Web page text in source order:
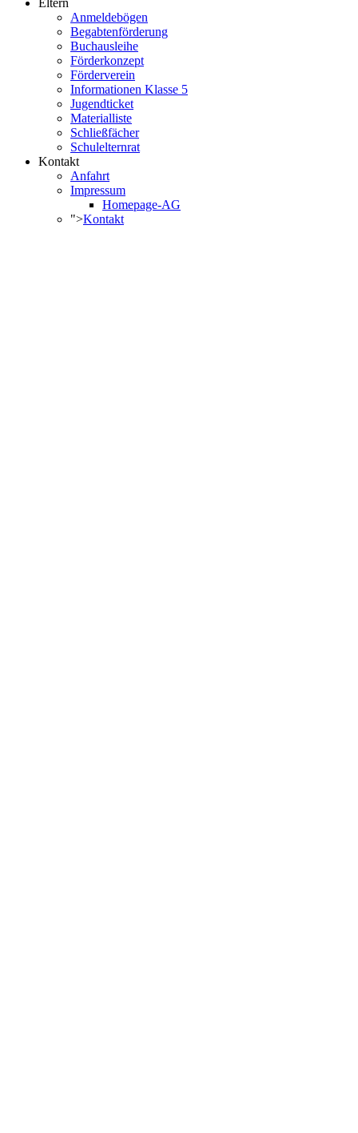
Anmeldebögen
Begabtenförderung
Buchausleihe
Förderkonzept
Förderverein
Informationen Klasse 5
Jugendticket
Materialliste
Schließfächer
Schulelternrat
Kontakt
Anfahrt
Impressum
Homepage-AG
">Kontakt